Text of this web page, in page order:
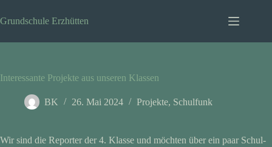
Inhalt
springen
Grundschule Erzhütten
Interessante Projekte aus unseren Klassen
BK 26. Mai 2024 Projekte, Schulfunk
Wir sind die Reporter der 4. Klasse und möchten über ein paar Schul-